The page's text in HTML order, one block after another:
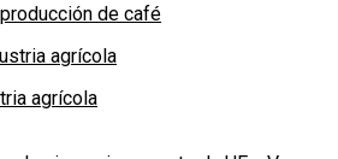
de café
agrícola